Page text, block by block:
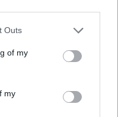
one or more Google
You may click to
its third-party tags to
in below Google
Outs
of my
my
è consigliabile
impiantistico
locali per
necessarie. Occorre
catastali e spese
che rendono